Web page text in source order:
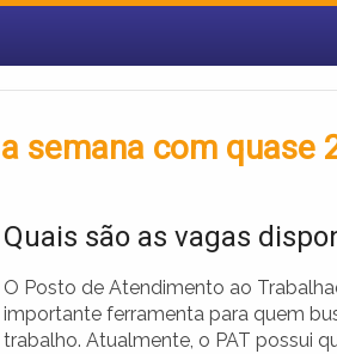
semana com quase
Quais são as vagas
O Posto de Atendimento ao
importante ferramenta para quem
trabalho. Atualmente, o PAT possui